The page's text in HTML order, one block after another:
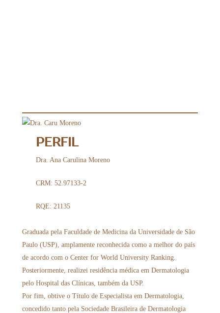
PERFIL
Dra. Ana Carulina Moreno
CRM: 52.97133-2
RQE: 21135
Graduada pela Faculdade de Medicina da Universidade de São
Paulo (USP), amplamente reconhecida como a melhor do país
de acordo com o Center for World University Ranking.
Posteriormente, realizei residência médica em Dermatologia
pelo Hospital das Clínicas, também da USP.
Por fim, obtive o Título de Especialista em Dermatologia,
concedido tanto pela Sociedade Brasileira de Dermatologia